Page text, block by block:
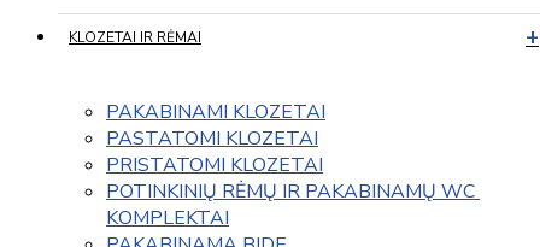
KLOZETAI IR RĖMAI
PAKABINAMI KLOZETAI
PASTATOMI KLOZETAI
PRISTATOMI KLOZETAI
POTINKINIŲ RĖMŲ IR PAKABINAMŲ WC
KOMPLEKTAI